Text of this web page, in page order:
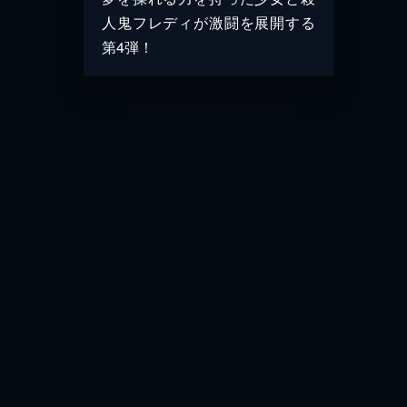
人鬼フレディが激闘を展開する
第4弾！